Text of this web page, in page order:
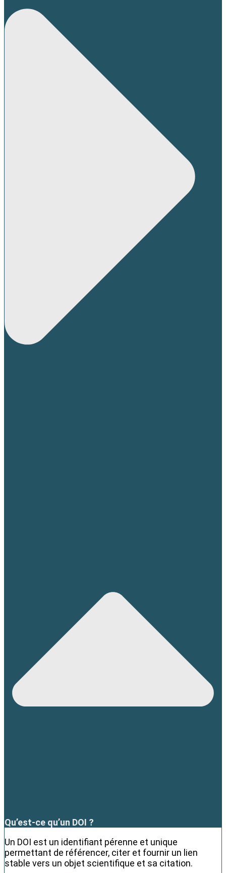
Qu’est-ce qu’un DOI ?
Un DOI est un identifiant pérenne et unique
permettant de référencer, citer et fournir un lien
stable vers un objet scientifique et sa citation.